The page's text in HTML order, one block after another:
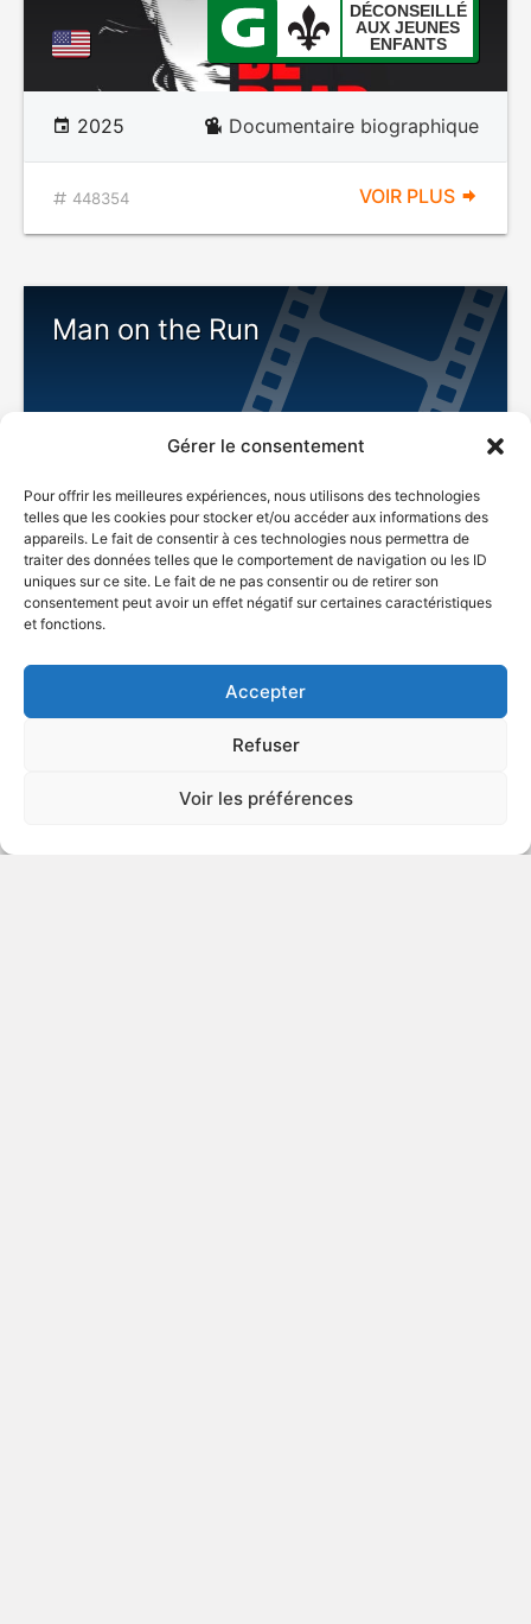
Gérer le consentement
Pour offrir les meilleures expériences, nous utilisons des technologies
telles que les cookies pour stocker et/ou accéder aux informations des
appareils. Le fait de consentir à ces technologies nous permettra de
traiter des données telles que le comportement de navigation ou les ID
uniques sur ce site. Le fait de ne pas consentir ou de retirer son
consentement peut avoir un effet négatif sur certaines caractéristiques
et fonctions.
Accepter
Refuser
Voir les préférences
DÉCONSEILLÉ
AUX JEUNES
ENFANTS
2025 Documentaire biographique
448354 VOIR PLUS
Man on the Run
2026 Documentaire biographique
Mike Nichols, une leçon de